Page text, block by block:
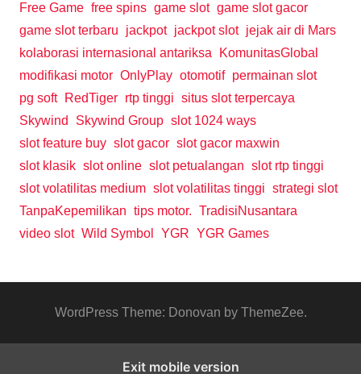
Free Game free spins game slot game slot gacor
game slot terbaru
jackpot jackpot slot jejak air di Mars
kolaborasi internasional antariksa
KomunitasGlobal
modifikasi motor OnlyPlay otomotif permainan slot
pg soft
RedTiger rtp tinggi situs slot terpercaya
Skywind
Skywind Group slot 1024 ways
slot feature buy slot gacor slot gacor maxwin
slot klasik slot online slot petualangan slot rtp tinggi
slot volatilitas medium slot volatilitas tinggi strategi slot
TanpaKepemilikan tips motor. TradisiNusantara
video slot Wild Symbol YGR YGR Games
WordPress Theme: Donovan by ThemeZee.
Exit mobile version